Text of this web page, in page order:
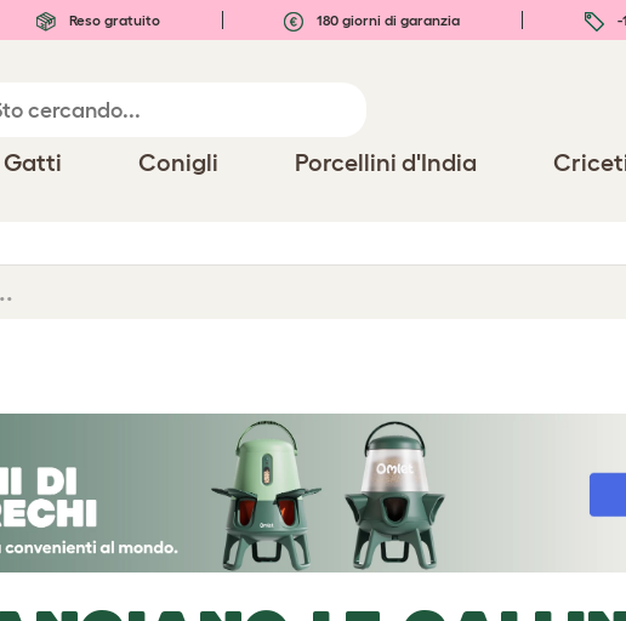
Reso gratuito 180 giorni di garanzia -
Gatti Conigli Porcellini d'India